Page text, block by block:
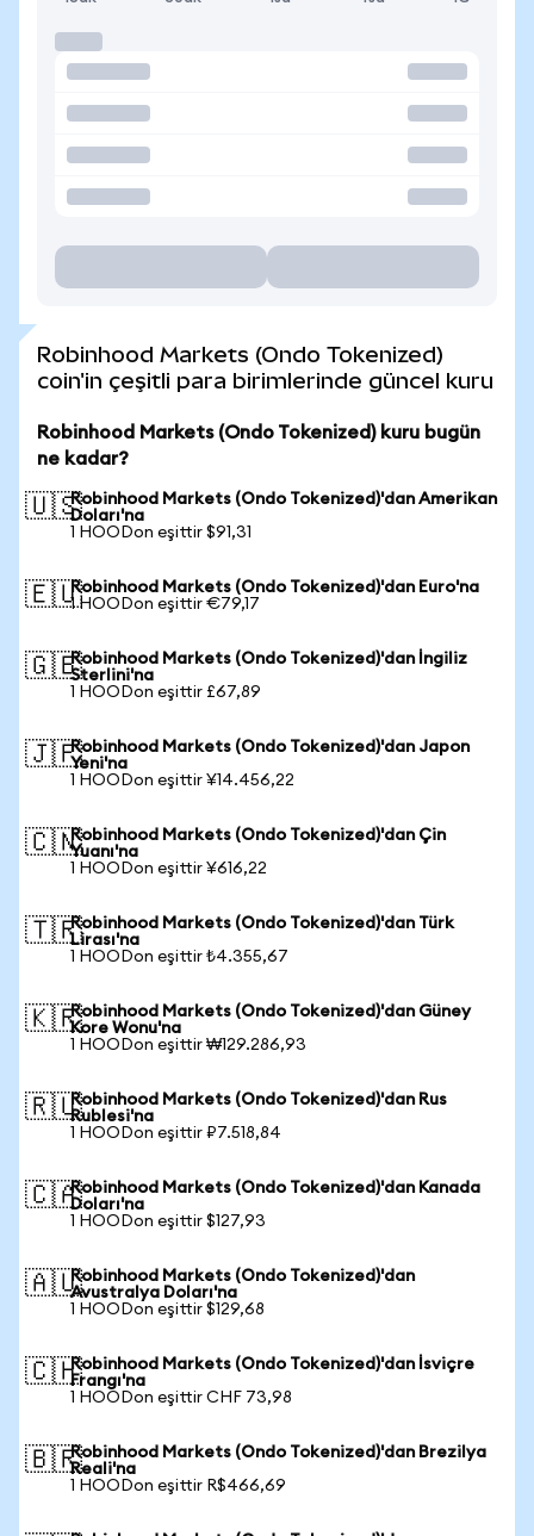
Robinhood Markets (Ondo Tokenized)
coin'in çeşitli para birimlerinde güncel kuru
Robinhood Markets (Ondo Tokenized) kuru bugün
ne kadar?
🇺🇸Robinhood Markets (Ondo Tokenized)'dan Amerikan
Doları'na
1 HOODon eşittir $91,31
🇪🇺Robinhood Markets (Ondo Tokenized)'dan Euro'na
1 HOODon eşittir €79,17
🇬🇧Robinhood Markets (Ondo Tokenized)'dan İngiliz
Sterlini'na
1 HOODon eşittir £67,89
🇯🇵Robinhood Markets (Ondo Tokenized)'dan Japon
Yeni'na
1 HOODon eşittir ¥14.456,22
🇨🇳Robinhood Markets (Ondo Tokenized)'dan Çin
Yuanı'na
1 HOODon eşittir ¥616,22
🇹🇷Robinhood Markets (Ondo Tokenized)'dan Türk
Lirası'na
1 HOODon eşittir ₺4.355,67
🇰🇷Robinhood Markets (Ondo Tokenized)'dan Güney
Kore Wonu'na
1 HOODon eşittir ₩129.286,93
🇷🇺Robinhood Markets (Ondo Tokenized)'dan Rus
Rublesi'na
1 HOODon eşittir ₽7.518,84
🇨🇦Robinhood Markets (Ondo Tokenized)'dan Kanada
Doları'na
1 HOODon eşittir $127,93
🇦🇺Robinhood Markets (Ondo Tokenized)'dan
Avustralya Doları'na
1 HOODon eşittir $129,68
🇨🇭Robinhood Markets (Ondo Tokenized)'dan İsviçre
Frangı'na
1 HOODon eşittir CHF 73,98
🇧🇷Robinhood Markets (Ondo Tokenized)'dan Brezilya
Reali'na
1 HOODon eşittir R$466,69